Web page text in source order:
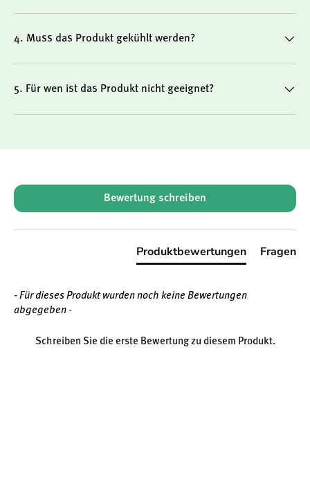
Für Menschen, die Wert auf Reinheit, Nachhaltigkeit und
hochwertige Rohstoffe legen
Produkthighlights im Überblick
1.060 mg Omega-3 pro 5 ml
340 mg EPA + 510 mg DHA in natürlicher
4. Muss das Produkt gekühlt werden?
5. Für wen ist das Produkt nicht geeignet?
Bewertung schreiben
Produktbewertungen Fragen
- Für dieses Produkt wurden noch keine Bewertungen
abgegeben -
Schreiben Sie die erste Bewertung zu diesem Produkt.
New content loaded